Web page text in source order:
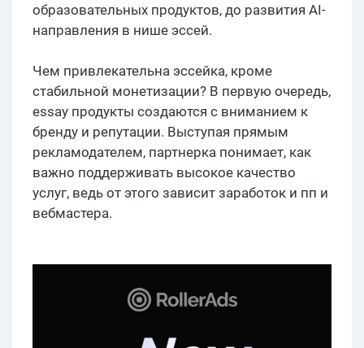
образовательных продуктов, до развития AI-
направления в нише эссей.
Чем привлекательна эссейка, кроме
стабильной монетизации? В первую очередь,
essay продукты создаются с вниманием к
бренду и репутации. Выступая прямым
рекламодателем, партнерка понимает, как
важно поддерживать высокое качество
услуг, ведь от этого зависит заработок и пп и
вебмастера.